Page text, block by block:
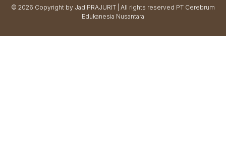
© 2026 Copyright by JadiPRAJURIT | All rights reserved PT Cerebrum
Edukanesia Nusantara